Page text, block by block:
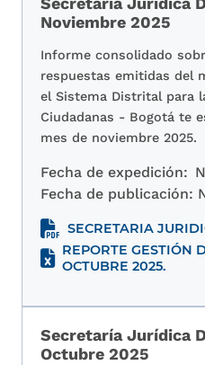
Noviembre 2025
Informe consolidado
respuestas emitidas del
el Sistema Distrital para
Ciudadanas - Bogotá te
mes de noviembre 2025.
Fecha de expedición:
Fecha de publicación:
SECRETARIA
REPORTE GESTIÓN
OCTUBRE 2025.
Secretaría Jurídica
Octubre 2025